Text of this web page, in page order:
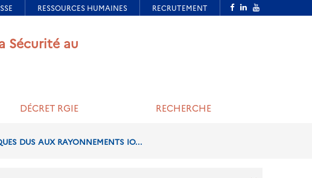
Sécurité au
DÉCRET RGIE RECHERCHE
DUS AUX RAYONNEMENTS IO...